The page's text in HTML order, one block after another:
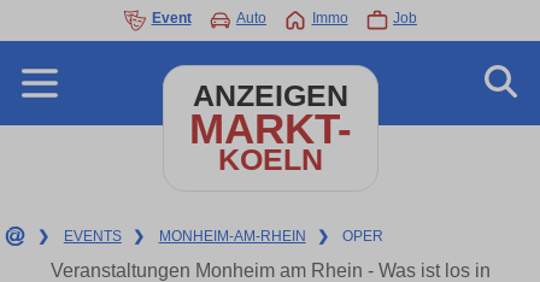
Event Auto Immo Job
ANZEIGEN
MARKT-
KOELN
❯ EVENTS ❯ MONHEIM-AM-RHEIN ❯ OPER
Veranstaltungen Monheim am Rhein - Was ist los in